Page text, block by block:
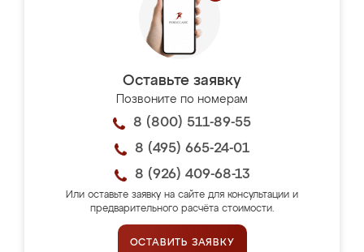
Оставьте заявку
Позвоните по номерам
8 (800) 511-89-55
8 (495) 665-24-01
8 (926) 409-68-13
Или оставьте заявку на сайте для консультации и
предварительного расчёта стоимости.
ОСТАВИТЬ ЗАЯВКУ